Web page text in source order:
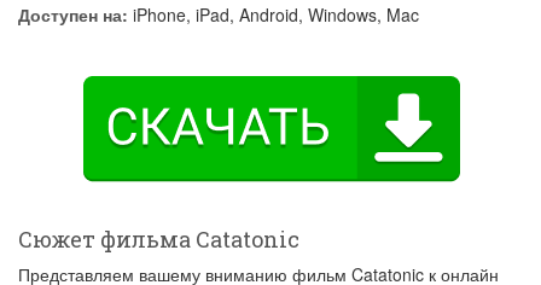
Доступен на: iPhone, iPad, Android, Windows, Mac
Сюжет фильма Catatonic
Представляем вашему вниманию фильм Catatonic к онлайн